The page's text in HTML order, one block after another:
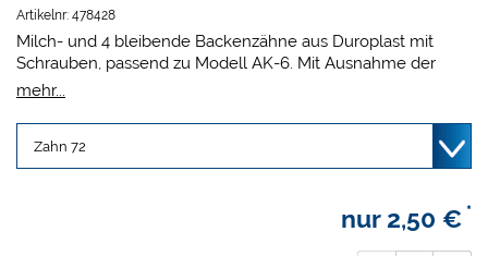
Artikelnr: 478428
Milch- und 4 bleibende Backenzähne aus Duroplast mit
Schrauben, passend zu Modell AK-6. Mit Ausnahme der
Positionen 46 und 63 passen die Zähne auch perfekt in die
und 82 sind zum Einkleben, die restlichen Zähne haben
Schrauben.
mehr...
nur 2,50 € *